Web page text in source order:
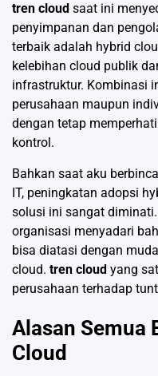
tren cloud saat ini
penyimpanan dan
terbaik adalah hybrid
kelebihan cloud publik
infrastruktur. Kombinasi
perusahaan maupun
dengan tetap
kontrol.
Bahkan saat aku
IT, peningkatan adopsi
solusi ini sangat
organisasi menyadari
bisa diatasi dengan
cloud. tren cloud yang
perusahaan terhadap
Alasan Semua
Cloud